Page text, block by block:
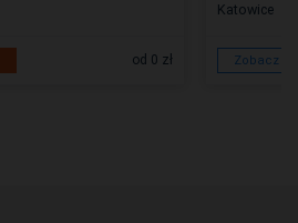
od 0 zł
Katowice
Zobacz